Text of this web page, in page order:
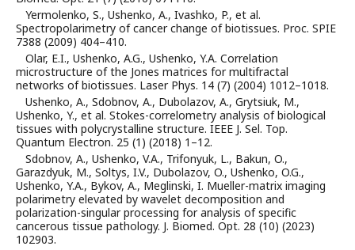
Yermolenko, S., Ushenko, A., Ivashko, P., et al.
Spectropolarimetry of cancer change of biotissues. Proc. SPIE
7388 (2009) 404–410.
Olar, E.I., Ushenko, A.G., Ushenko, Y.A. Correlation
microstructure of the Jones matrices for multifractal
networks of biotissues. Laser Phys. 14 (7) (2004) 1012–1018.
Ushenko, A., Sdobnov, A., Dubolazov, A., Grytsiuk, M.,
Ushenko, Y., et al. Stokes-correlometry analysis of biological
tissues with polycrystalline structure. IEEE J. Sel. Top.
Quantum Electron. 25 (1) (2018) 1–12.
Sdobnov, A., Ushenko, V.A., Trifonyuk, L., Bakun, O.,
Garazdyuk, M., Soltys, I.V., Dubolazov, O., Ushenko, O.G.,
Ushenko, Y.A., Bykov, A., Meglinski, I. Mueller-matrix imaging
polarimetry elevated by wavelet decomposition and
polarization-singular processing for analysis of specific
cancerous tissue pathology. J. Biomed. Opt. 28 (10) (2023)
102903.